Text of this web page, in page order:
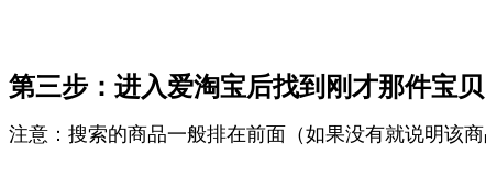
第三步：进入爱淘宝后找到刚才那件宝
注意：搜索的商品一般排在前面（如果没有就说明该